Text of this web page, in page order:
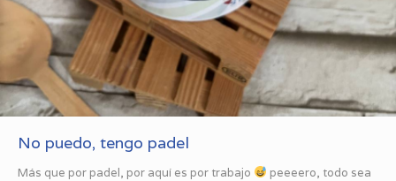
No puedo, tengo padel
Más que por padel, por aquí es por trabajo
peeeero, todo sea